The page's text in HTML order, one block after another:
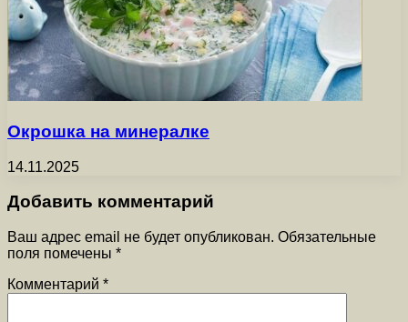
Окрошка на минералке
14.11.2025
Добавить комментарий
Ваш адрес email не будет опубликован. Обязательные
поля помечены *
Комментарий *